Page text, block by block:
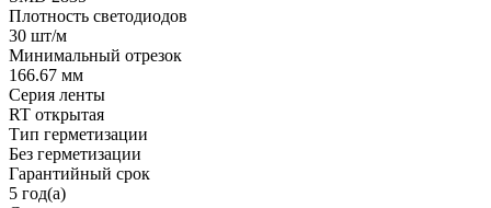
Плотность светодиодов
30 шт/м
Минимальный отрезок
166.67 мм
Серия ленты
RT открытая
Тип герметизации
Без герметизации
Гарантийный срок
5 год(а)